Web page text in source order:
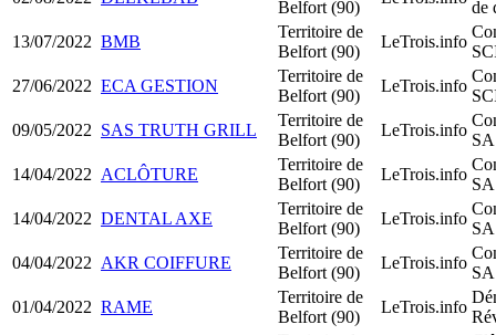
Belfort (90)
de
13/07/2022 BMB
Territoire de
Belfort (90)
LeTrois.info
27/06/2022 ECA GESTION
Territoire de
Belfort (90)
LeTrois.info
09/05/2022 SAS TRUTH GRILL
Territoire de
Belfort (90)
LeTrois.info
14/04/2022 ACLÔTURE
Territoire de
Belfort (90)
LeTrois.info
14/04/2022 DENTAL AXE
Territoire de
Belfort (90)
LeTrois.info
04/04/2022 AKR COIFFURE
Territoire de
Belfort (90)
LeTrois.info
01/04/2022 RAME
Territoire de
Belfort (90)
LeTrois.info